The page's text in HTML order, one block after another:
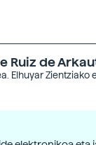
Ruiz de
Elhuyar Zientziako